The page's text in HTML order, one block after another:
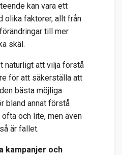
kan vara ett
olika faktorer, allt från
till mer
skäl.
naturligt att vilja förstå
för att säkerställa att
bästa möjliga
bland annat förstå
och lite, men även
är fallet.
kampanjer och